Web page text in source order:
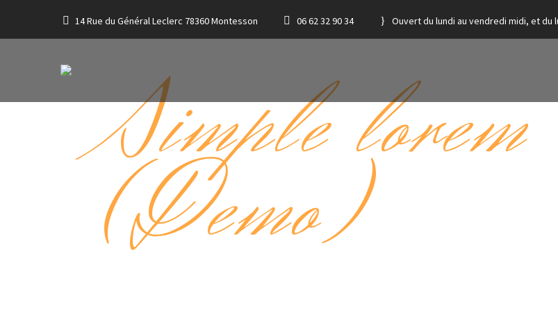
14 Rue du Général Leclerc 78360 Montesson 06 62 32 90 34 Ouvert du lundi au vendredi midi, et du
Simple lorem
(Demo)